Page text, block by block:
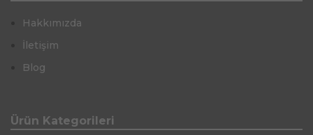
Hakkımızda
İletişim
Blog
Ürün Kategorileri